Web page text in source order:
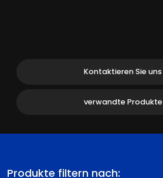
Kontaktieren Sie uns
verwandte Produkte
Produkte filtern nach: